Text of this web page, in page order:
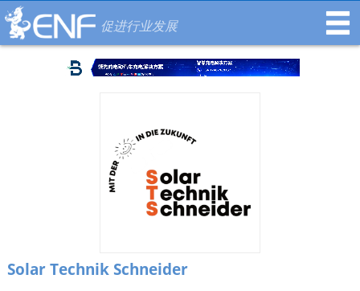
促进行业发展
Solar Technik Schneider